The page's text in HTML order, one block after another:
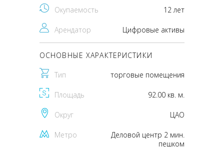
Окупаемость 12 лет
Арендатор Цифровые активы
ОСНОВНЫЕ ХАРАКТЕРИСТИКИ
Тип торговые помещения
Площадь 92.00 кв. м.
Округ ЦАО
Метро
Деловой центр 2 мин.
пешком